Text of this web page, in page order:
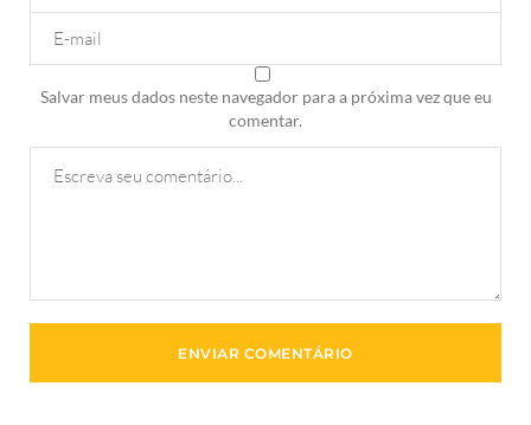
Salvar meus dados neste navegador para a próxima vez que eu
comentar.